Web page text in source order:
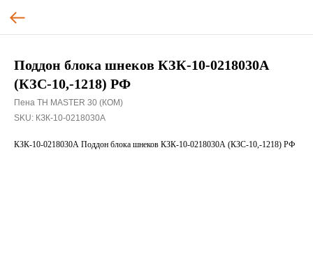
Поддон блока шнеков КЗК-10-0218030А
(КЗС-10,-1218) РФ
Пена TH MASTER 30 (КОМ)
SKU: КЗК-10-0218030А
КЗК-10-0218030А Поддон блока шнеков КЗК-10-0218030А (КЗС-10,-1218) РФ